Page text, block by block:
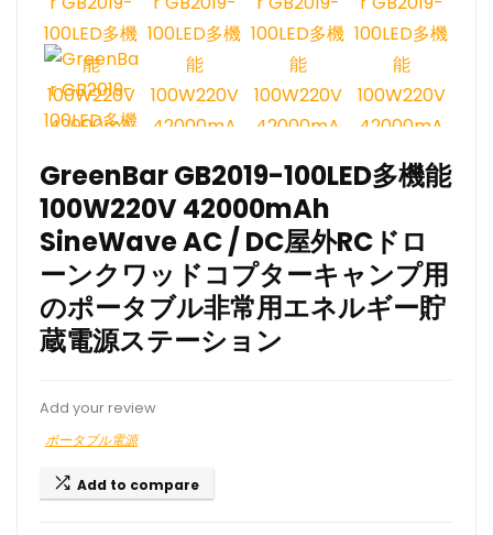
GreenBar GB2019-100LED多機能
100W220V 42000mAh
SineWave AC / DC屋外RCドロ
ーンクワッドコプターキャンプ用
のポータブル非常用エネルギー貯
蔵電源ステーション
Add your review
ポータブル電源
Add to compare